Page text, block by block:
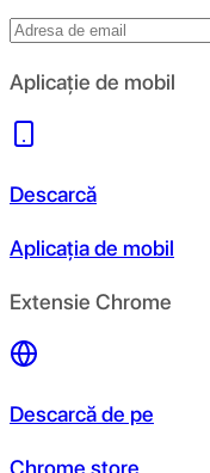
Aplicație de mobil
Descarcă
Aplicația de mobil
Extensie Chrome
Descarcă de pe
Chrome store